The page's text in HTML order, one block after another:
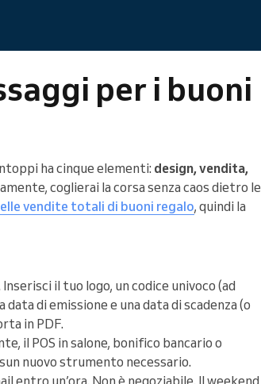
per i buoni
ha cinque elementi: design, vendita,
coglierai la corsa senza caos dietro le
vendite totali di buoni regalo, quindi la
il tuo logo, un codice univoco (ad
di emissione e una data di scadenza (o
in PDF.
il POS in salone, bonifico bancario o
nuovo strumento necessario.
entro un’ora. Non è negoziabile. Il weekend